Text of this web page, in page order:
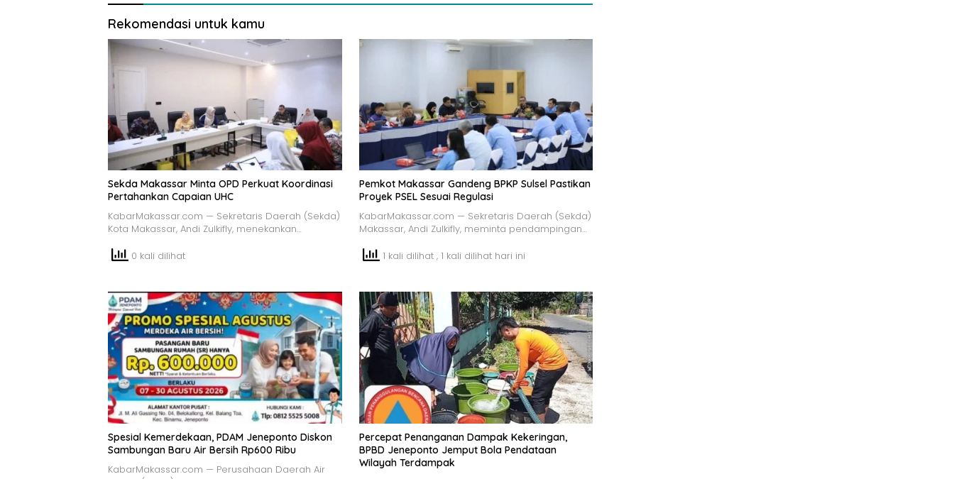
Rekomendasi untuk kamu
Sekda Makassar Minta OPD Perkuat Koordinasi
Pertahankan Capaian UHC
KabarMakassar.com — Sekretaris Daerah (Sekda)
Kota Makassar, Andi Zulkifly, menekankan…
0 kali dilihat
Pemkot Makassar Gandeng BPKP Sulsel Pastikan
Proyek PSEL Sesuai Regulasi
KabarMakassar.com — Sekretaris Daerah (Sekda)
Makassar, Andi Zulkifly, meminta pendampingan…
1 kali dilihat , 1 kali dilihat hari ini
Spesial Kemerdekaan, PDAM Jeneponto Diskon
Sambungan Baru Air Bersih Rp600 Ribu
KabarMakassar.com — Perusahaan Daerah Air
Percepat Penanganan Dampak Kekeringan,
BPBD Jeneponto Jemput Bola Pendataan
Wilayah Terdampak